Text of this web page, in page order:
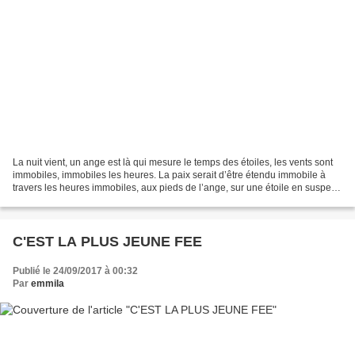
La nuit vient, un ange est là qui mesure le temps des étoiles, les vents sont
immobiles, immobiles les heures. La paix serait d’être étendu immobile à
travers les heures immobiles, aux pieds de l’ange, sur une étoile en suspens
C'EST LA PLUS JEUNE FEE
Publié le 24/09/2017 à 00:32
Par emmila